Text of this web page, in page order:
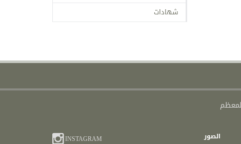
شهادات
الصور INSTAGRAM